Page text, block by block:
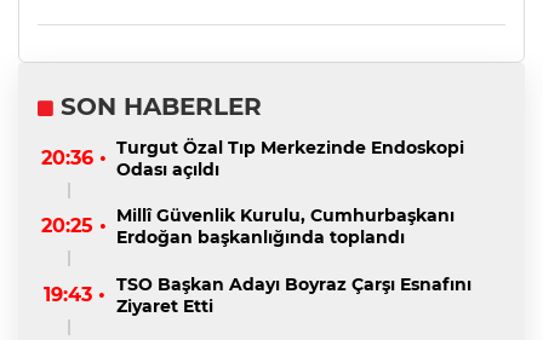
SON HABERLER
20:36 • Turgut Özal Tıp Merkezinde Endoskopi
Odası açıldı
20:25 • Millî Güvenlik Kurulu, Cumhurbaşkanı
Erdoğan başkanlığında toplandı
19:43 • TSO Başkan Adayı Boyraz Çarşı Esnafını
Ziyaret Etti